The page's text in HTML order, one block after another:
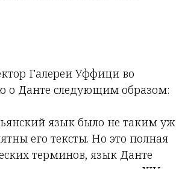
Галереи Уффици во
о Данте следующим образом:
язык было не таким уж
его тексты. Но это полная
терминов, язык Данте